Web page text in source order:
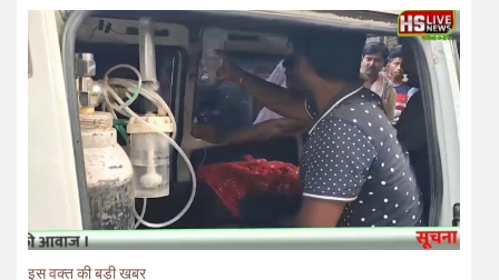
इस वक्त की बड़ी खबर